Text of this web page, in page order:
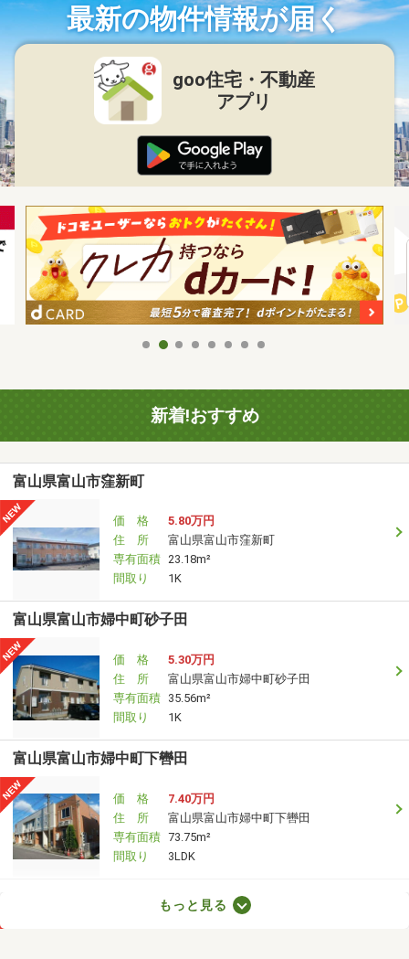
最新の物件情報が届く
goo住宅・不動産
アプリ
新着!おすすめ
富山県富山市窪新町
価 格
5.80万円
住 所
富山県富山市窪新町
専有面積 23.18m²
間取り
1K
富山県富山市婦中町砂子田
価 格
5.30万円
住 所
富山県富山市婦中町砂子田
専有面積 35.56m²
間取り
1K
富山県富山市婦中町下轡田
価 格
7.40万円
住 所
富山県富山市婦中町下轡田
専有面積 73.75m²
間取り
3LDK
もっと見る